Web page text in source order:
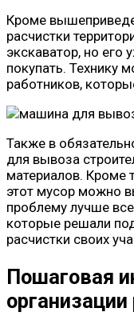
Кроме
расчистки
экскаватор, но его
покупать. Технику
работников,
Также в
для вывоза
материалов. Кроме
этот мусор можно
проблему лучше
которые решали
расчистки своих
Пошаговая